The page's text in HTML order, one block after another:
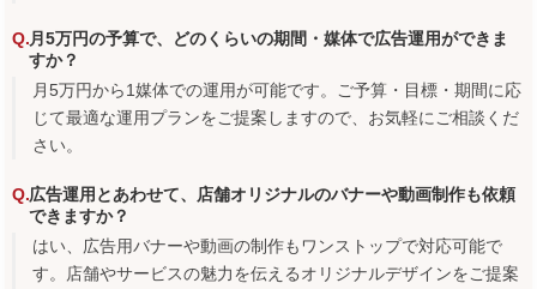
月5万円の予算で、どのくらいの期間・媒体で広告運用ができま
すか？
月5万円から1媒体での運用が可能です。ご予算・目標・期間に応
じて最適な運用プランをご提案しますので、お気軽にご相談くだ
さい。
広告運用とあわせて、店舗オリジナルのバナーや動画制作も依頼
できますか？
はい、広告用バナーや動画の制作もワンストップで対応可能で
す。店舗やサービスの魅力を伝えるオリジナルデザインをご提案